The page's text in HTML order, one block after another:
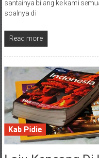
santainya bilang ke kami
soalnya di
Read more
Kab Pidie